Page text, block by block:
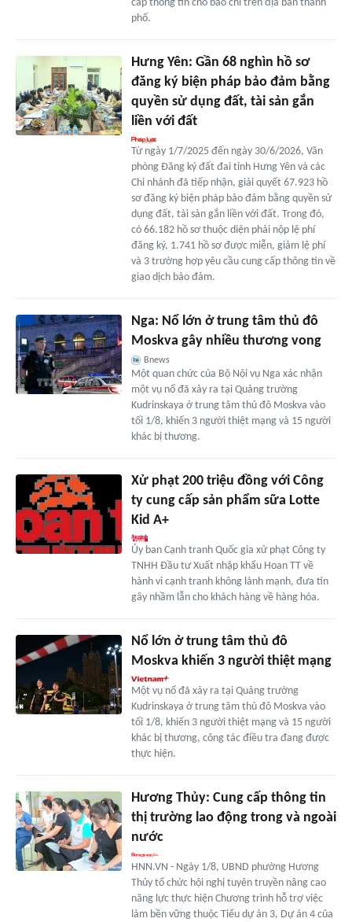
cấp thông tin cho báo chí trên địa bàn thành
phố.
Hưng Yên: Gần 68 nghìn hồ sơ
đăng ký biện pháp bảo đảm bằng
quyền sử dụng đất, tài sản gắn
liền với đất
Từ ngày 1/7/2025 đến ngày 30/6/2026, Văn
phòng Đăng ký đất đai tỉnh Hưng Yên và các
Chi nhánh đã tiếp nhận, giải quyết 67.923 hồ
sơ đăng ký biện pháp bảo đảm bằng quyền sử
dụng đất, tài sản gắn liền với đất. Trong đó,
có 66.182 hồ sơ thuộc diện phải nộp lệ phí
đăng ký, 1.741 hồ sơ được miễn, giảm lệ phí
và 3 trường hợp yêu cầu cung cấp thông tin về
giao dịch bảo đảm.
Nga: Nổ lớn ở trung tâm thủ đô
Moskva gây nhiều thương vong
Bnews
Một quan chức của Bộ Nội vụ Nga xác nhận
một vụ nổ đã xảy ra tại Quảng trường
Kudrinskaya ở trung tâm thủ đô Moskva vào
tối 1/8, khiến 3 người thiệt mạng và 15 người
khác bị thương.
Xử phạt 200 triệu đồng với Công
ty cung cấp sản phẩm sữa Lotte
Kid A+
Ủy ban Cạnh tranh Quốc gia xử phạt Công ty
TNHH Đầu tư Xuất nhập khẩu Hoan TT về
hành vi cạnh tranh không lành mạnh, đưa tin
gây nhầm lẫn cho khách hàng về hàng hóa.
Nổ lớn ở trung tâm thủ đô
Moskva khiến 3 người thiệt mạng
Một vụ nổ đã xảy ra tại Quảng trường
Kudrinskaya ở trung tâm thủ đô Moskva vào
tối 1/8, khiến 3 người thiệt mạng và 15 người
khác bị thương, công tác điều tra đang được
thực hiện.
Hương Thủy: Cung cấp thông tin
thị trường lao động trong và ngoài
nước
HNN.VN - Ngày 1/8, UBND phường Hương
Thủy tổ chức hội nghị tuyên truyền nâng cao
năng lực thực hiện Chương trình hỗ trợ việc
làm bền vững thuộc Tiểu dự án 3, Dự án 4 của